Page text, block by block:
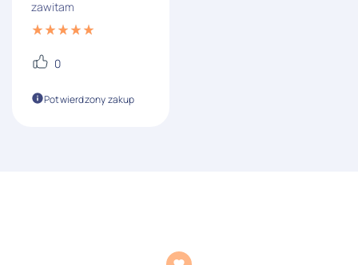
zawitam
0
Potwierdzony zakup